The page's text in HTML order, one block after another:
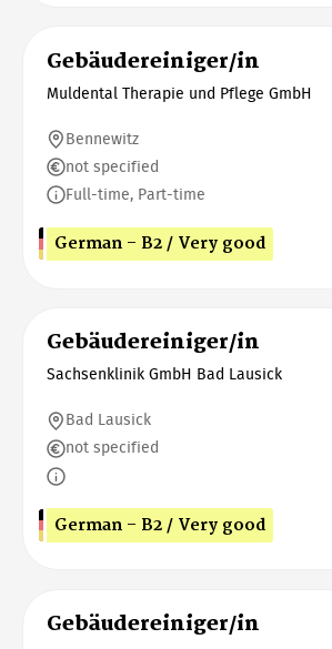
Gebäudereiniger/in
Muldental Therapie und Pflege GmbH
Bennewitz
not specified
Full-time, Part-time
German - B2 / Very good
Gebäudereiniger/in
Sachsenklinik GmbH Bad Lausick
Bad Lausick
not specified
German - B2 / Very good
Gebäudereiniger/in